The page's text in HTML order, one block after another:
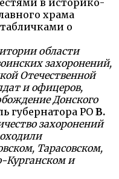
храма
о
области
захоронений,
Отечественной
и офицеров,
Донского
губернатора РО В.
захоронений
Тарасовском,
Курганском и